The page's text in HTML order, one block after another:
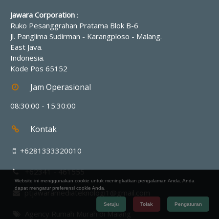
Jawara Corporation :
Ruko Pesanggrahan Pratama Blok B-6
Jl. Panglima Sudirman - Karangploso - Malang.
East Java.
Indonesia.
Kode Pos 65152
Jam Operasional
08:30:00 - 15:30:00
Kontak
+6281333320010
+62341 - 461555
ptjawaramediateknologi1@gmail.com
Agency Rumah Murah di Malang
Website ini menggunakan cookie untuk meningkatkan pengalaman Anda. Anda
dapat mengatur preferensi cookie Anda.
Setuju Tolak Pengaturan